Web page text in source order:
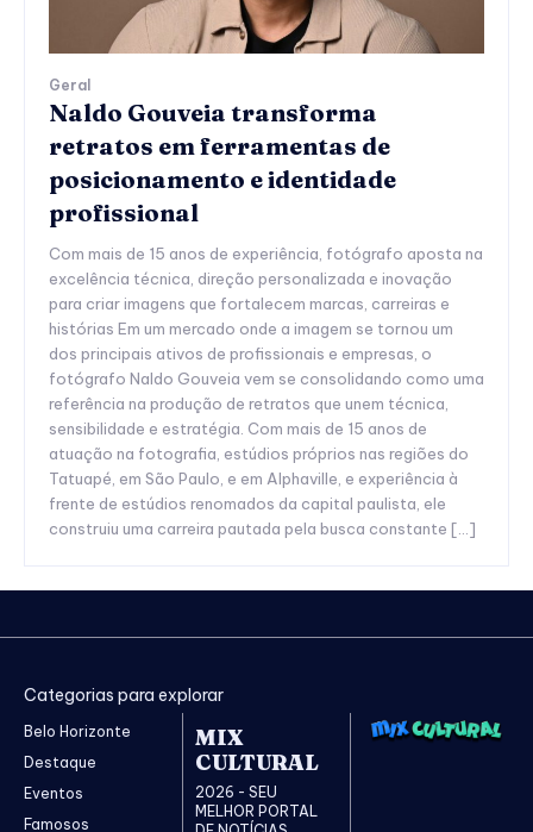
Geral
Naldo Gouveia transforma
retratos em ferramentas de
posicionamento e identidade
profissional
Com mais de 15 anos de experiência, fotógrafo aposta na
excelência técnica, direção personalizada e inovação
para criar imagens que fortalecem marcas, carreiras e
histórias Em um mercado onde a imagem se tornou um
dos principais ativos de profissionais e empresas, o
fotógrafo Naldo Gouveia vem se consolidando como uma
referência na produção de retratos que unem técnica,
sensibilidade e estratégia. Com mais de 15 anos de
atuação na fotografia, estúdios próprios nas regiões do
Tatuapé, em São Paulo, e em Alphaville, e experiência à
frente de estúdios renomados da capital paulista, ele
construiu uma carreira pautada pela busca constante […]
Categorias para explorar
Belo Horizonte
Destaque
Eventos
Famosos
MIX
CULTURAL
2026 - SEU
MELHOR PORTAL